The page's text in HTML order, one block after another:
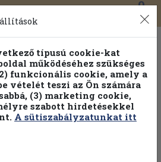
0
típusú cookie-kat
működéséhez szükséges
funkcionális cookie, amely a
vételét teszi az Ön számára
(3) marketing cookie,
szabott hirdetésekkel
A sütiszabályzatunkat itt